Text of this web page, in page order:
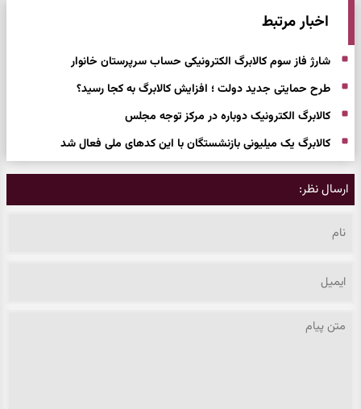
اخبار مرتبط
شارژ فاز سوم کالابرگ الکترونیکی حساب سرپرستان خانوار
طرح حمایتی جدید دولت ؛ افزایش کالابرگ به کجا رسید؟
کالابرگ الکترونیک دوباره در مرکز توجه مجلس
کالابرگ یک میلیونی بازنشستگان با این کدهای ملی فعال شد
ارسال نظر: